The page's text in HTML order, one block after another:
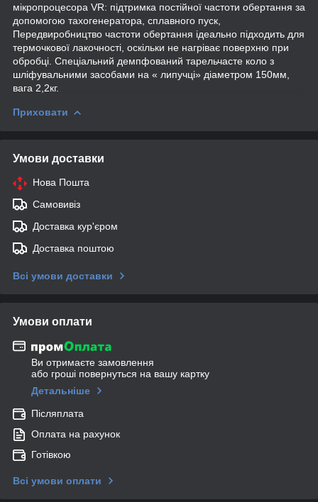
мікропроцесора VR: підтримка постійної частоти обертання за
допомогою тахогенератора, сплавного пуск,
Передвиробництво частоти обертання ідеально підходить для
термочкової лакочності, оскільки не нагріває поверхню при
обробці. Спеціальний демпфований тарельчасте коло з
шліфувальними засобами на « липучці» діаметром 150мм,
вага 2,2кг.
Приховати
Умови доставки
Нова Пошта
Самовивіз
Доставка кур'єром
Доставка поштою
Всі умови доставки
Умови оплати
Ви отримаєте замовлення
або гроші повернуться на вашу картку
Детальніше
Післяплата
Оплата на рахунок
Готівкою
Всі умови оплати